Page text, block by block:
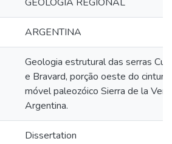
ARGENTINA
Geologia estrutural das serras
e Bravard, porção oeste do
móvel paleozóico Sierra de la
Argentina.
Dissertation